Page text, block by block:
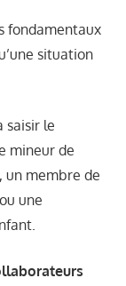
fondamentaux
situation
saisir le
mineur de
un membre de
une